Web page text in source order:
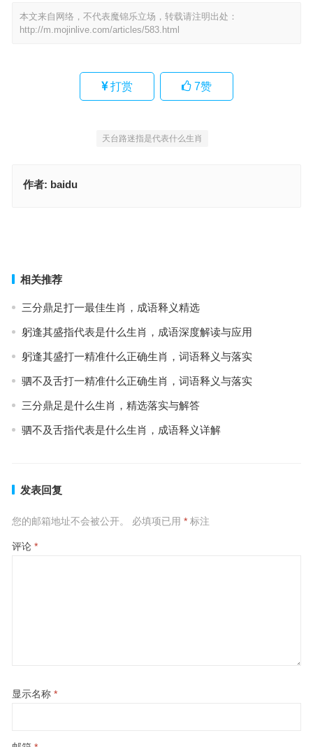
本文来自网络，不代表魔锦乐立场，转载请注明出处：
http://m.mojinlive.com/articles/583.html
打赏 7赞
天台路迷指是代表什么生肖
作者: baidu
相关推荐
三分鼎足打一最佳生肖，成语释义精选
躬逢其盛指代表是什么生肖，成语深度解读与应用
躬逢其盛打一精准什么正确生肖，词语释义与落实
驷不及舌打一精准什么正确生肖，词语释义与落实
三分鼎足是什么生肖，精选落实与解答
驷不及舌指代表是什么生肖，成语释义详解
发表回复
您的邮箱地址不会被公开。 必填项已用 *标注
评论 *
显示名称 *